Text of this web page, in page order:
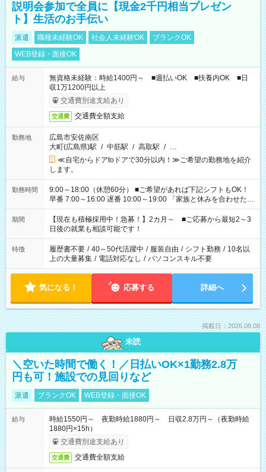
説明会参加で全員に【現金2千円相当プレゼン
ト】生活のお手伝い
派遣 職種未経験OK 社会人未経験OK
ブランクOK
WEB登録・面接OK
給与
無資格未経験：時給1400円～ ■週払いOK ■扶養内OK ■日
収1万1200円以上
交通費別途支給あり
交通費 交通費全額支給
勤務地
広島市安佐南区
大町(広島県)駅 / 中筋駅 / 高取駅 / …
≪自宅からドアtoドアで30分以内！≫ご希望の勤務地を紹介
します。
勤務時間
9:00～18:00（休憩60分） ■ご希望があれば下記シフトもOK！
早番 7:00～16:00 遅番 10:00～19:00 「家族と休みを合わせた
い」 「余裕を持って夕飯の準備がしたい」 「できれば残業はし
たくない」 など、ご希望を教えてくださいね。 ※Wワーク希望
の方へ 今ご覧のお仕事で希望する勤務時間と、もう1つのお仕事
の勤務時間。 合計で週40時間を超える場合は応募できません。
期間
【現在も積極採用中！急募！】2カ月～ ■ご応募から最短2～3
日後の就業も相談可能です！
特徴 履歴書不要 / 40～50代活躍中 / 服装自由 / シフト勤務 / 10名以
上の大量募集 / 電話対応なし / パソコンスキル不要
気になる！ 応募する 詳細へ
掲載日：2026.08.08
未読
＼空いた時間で働く！／日払いOK×1勤務2.8万
円も可！施設での見回りなど
派遣 ブランクOK WEB登録・面接OK
給与
時給1550円～ 夜勤時給1880円～ 日収2.8万円～（夜勤時給
1880円×15h）
交通費別途支給あり
交通費 交通費全額支給